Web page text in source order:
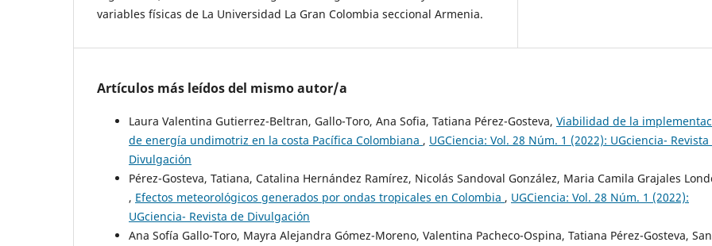
variables físicas de La Universidad La Gran Colombia seccional Armenia.
Artículos más leídos del mismo autor/a
Laura Valentina Gutierrez-Beltran, Gallo-Toro, Ana Sofia, Tatiana Pérez-Gosteva, Viabilidad de la
de energía undimotriz en la costa Pacífica Colombiana , UGCiencia: Vol. 28 Núm. 1 (2022): UGciencia-
Divulgación
Pérez-Gosteva, Tatiana, Catalina Hernández Ramírez, Nicolás Sandoval González, Maria Camila Grajales
, Efectos meteorológicos generados por ondas tropicales en Colombia , UGCiencia: Vol. 28 Núm. 1 (2022):
UGciencia- Revista de Divulgación
Ana Sofía Gallo-Toro, Mayra Alejandra Gómez-Moreno, Valentina Pacheco-Ospina, Tatiana Pérez-Gosteva,